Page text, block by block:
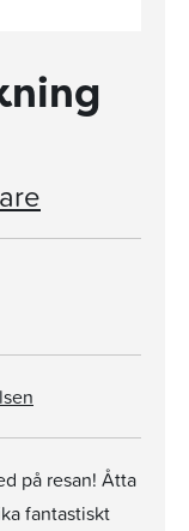
på resan! Åtta
fantastiskt